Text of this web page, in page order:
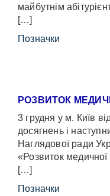
майбутнім
[…]
Позначки
РОЗВИТОК
3 грудня у м. Київ
досягнень і
Наглядової ради
«Розвиток медичної
[…]
Позначки